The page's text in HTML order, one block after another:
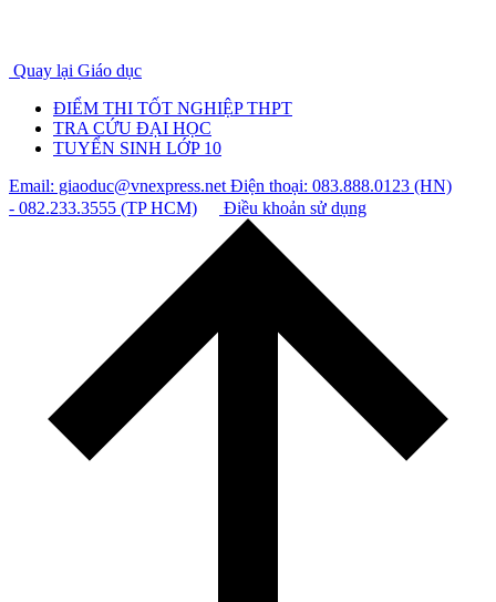
Quay lại Giáo dục
ĐIỂM THI TỐT NGHIỆP THPT
TRA CỨU ĐẠI HỌC
TUYỂN SINH LỚP 10
Email: giaoduc@vnexpress.netĐiện thoại: 083.888.0123 (HN)
- 082.233.3555 (TP HCM)
Điều khoản sử dụng